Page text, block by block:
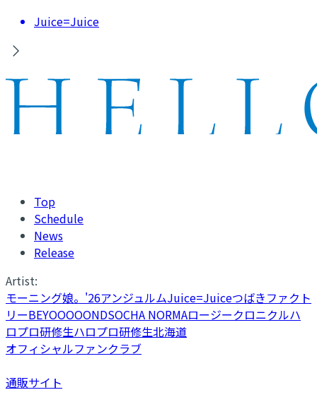
Juice=Juice
Top
Schedule
News
Release
Artist:
モーニング娘。'26アンジュルムJuice=Juiceつばきファクト
リーBEYOOOOONDSOCHA NORMAロージークロニクルハ
ロプロ研修生ハロプロ研修生北海道
オフィシャルファンクラブ
通販サイト